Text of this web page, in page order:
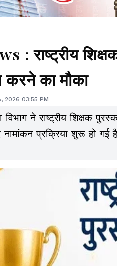
: राष्ट्रीय
का मौका
2026 03:55 PM
विभाग ने राष्ट्रीय शिक्षक
प्रक्रिया शुरू हो गई है